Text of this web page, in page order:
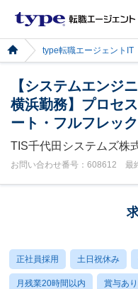
type転職エージェントIT
【システムエンジ
横浜勤務】プロセ
ート・フルフレッ
TIS千代田システムズ株
お問い合わせ番号：608612 最
正社員採用 土日祝休み
月残業20時間以内 賞与あり